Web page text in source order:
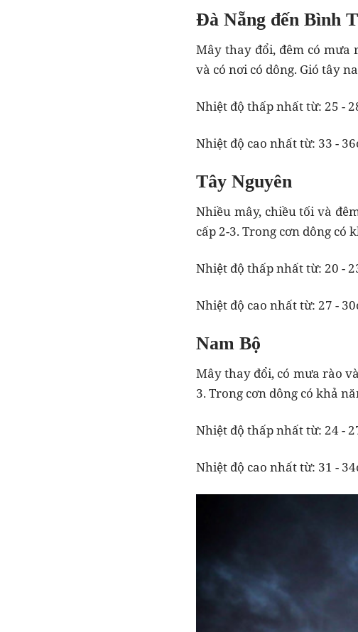
Đà Nẵng đến Bình
Mây thay đổi, đêm có mưa
và có nơi có dông. Gió tây
Nhiệt độ thấp nhất từ: 25 -
Nhiệt độ cao nhất từ: 33 -
Tây Nguyên
Nhiều mây, chiều tối và
cấp 2-3. Trong cơn dông có
Nhiệt độ thấp nhất từ: 20 -
Nhiệt độ cao nhất từ: 27 -
Nam Bộ
Mây thay đổi, có mưa rào
3. Trong cơn dông có khả
Nhiệt độ thấp nhất từ: 24 -
Nhiệt độ cao nhất từ: 31 -